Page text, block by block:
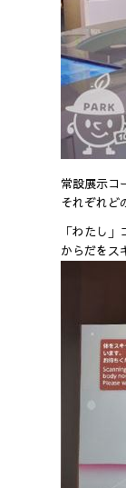
常設展示コ
それぞれど
「わたし」
からだをス